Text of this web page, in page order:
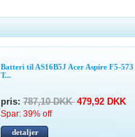
Batteri til AS16B5J Acer Aspire F5-573
T...
pris: 787,10 DKK 479,92 DKK
Spar: 39% off
detaljer